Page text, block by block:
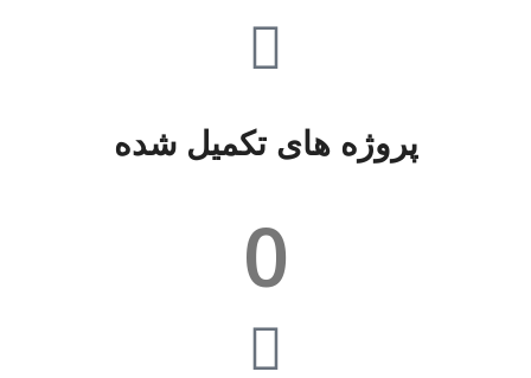
پروژه های تکمیل شده
0